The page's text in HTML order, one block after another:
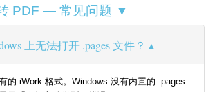
PDF — 常见问题 ▼
上无法打开 .pages 文件？
的 iWork 格式。Windows 没有内置的 .pages